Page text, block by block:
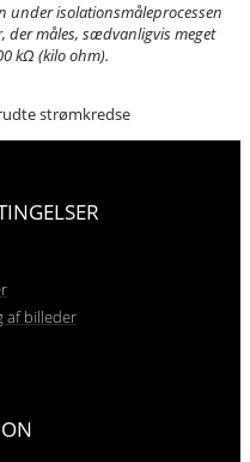
under isolationsmåleprocessen
der måles, sædvanligvis meget
kΩ (kilo ohm).
strømkredse
af billeder